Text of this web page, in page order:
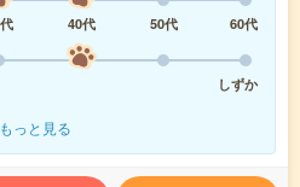
40代 50代
60代
しずか
もっと見る